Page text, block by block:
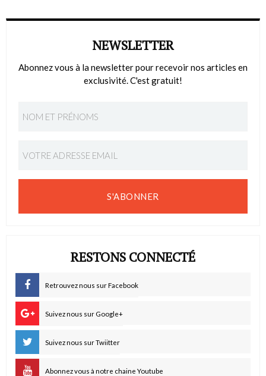
NEWSLETTER
Abonnez vous à la newsletter pour recevoir nos articles en
exclusivité. C'est gratuit!
S'ABONNER
RESTONS CONNECTÉ
Retrouvez nous sur Facebook
Suivez nous sur Google+
Suivez nous sur Twiitter
Abonnez vous à notre chaine Youtube